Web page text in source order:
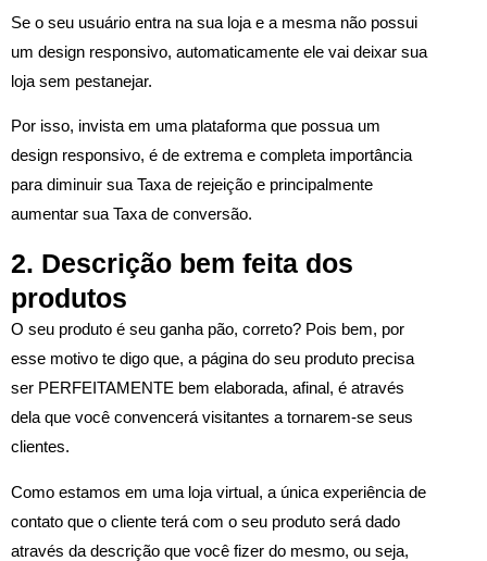
Se o seu usuário entra na sua loja e a mesma não possui
um design responsivo, automaticamente ele vai deixar sua
loja sem pestanejar.
Por isso, invista em uma plataforma que possua um
design responsivo, é de extrema e completa importância
para diminuir sua Taxa de rejeição e principalmente
aumentar sua Taxa de conversão.
2. Descrição bem feita dos
produtos
O seu produto é seu ganha pão, correto? Pois bem, por
esse motivo te digo que, a página do seu produto precisa
ser PERFEITAMENTE bem elaborada, afinal, é através
dela que você convencerá visitantes a tornarem-se seus
clientes.
Como estamos em uma loja virtual, a única experiência de
contato que o cliente terá com o seu produto será dado
através da descrição que você fizer do mesmo, ou seja,